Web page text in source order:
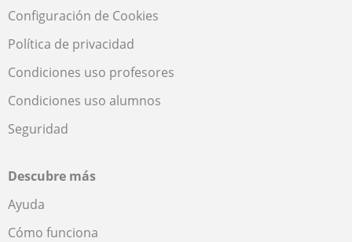
Configuración de Cookies
Política de privacidad
Condiciones uso profesores
Condiciones uso alumnos
Seguridad
Descubre más
Ayuda
Cómo funciona